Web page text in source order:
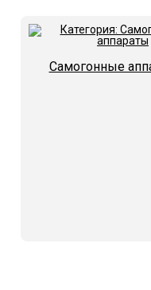
Самогонные